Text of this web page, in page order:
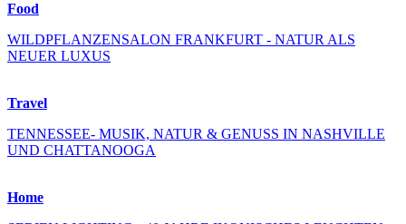
Food
WILDPFLANZENSALON FRANKFURT - NATUR ALS
NEUER LUXUS
Travel
TENNESSEE- MUSIK, NATUR & GENUSS IN NASHVILLE
UND CHATTANOOGA
Home